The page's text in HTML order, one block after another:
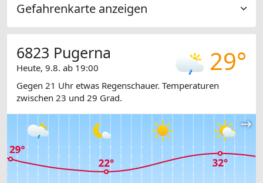
Gefahrenkarte anzeigen
29°
6823 Pugerna
Heute, 9.8. ab 19:00
Gegen 21 Uhr etwas Regenschauer. Temperaturen
zwischen 23 und 29 Grad.